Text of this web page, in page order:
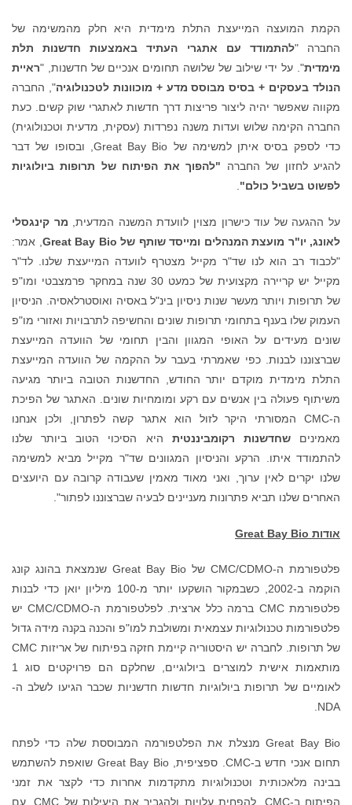
הקמת המועצה המייעצת התלת מימדית היא חלק מהמשימה של
החברה "להתמודד עם אתגרי העתיד באמצעות חדשנות תלת
מימדית". על ידי שילוב של שלושה תחומים אנכיים של חדשנות, "ראיית
הנולד בעסקים + בסיס מבוסס מדע + מוכוונות לטכנולוגיה", החברה
מקווה שאפשר יהיה ליצור פריצות דרך חדשות לאתגרי שוק קשים. כעת
החברה הקימה שלוש ועדות משנה נפרדות (עסקית, מדעית וטכנולוגית)
כדי לספק בסיס איתן למשימה של Great Bay Bio, ובסופו של דבר
להגיע לחזון של החברה "להפוך את הפיתוח של תרופות ביולוגיות
לפשוט בשביל כולם"
על ההגעה של עוד כישרון מצוין לוועדת המשנה המדעית, מר קינגסלי
לאונג, יו"ר מועצת המנהלים ומייסד שותף של Great Bay Bio , אמר:
"לכבוד רב הוא לנו שד"ר מקייל מצטרף לוועדה המייעצת שלנו. לד"ר
מקייל יש קריירה מקצועית של כמעט 30 שנה במחקר פרמצבטי ומו"פ
של תרופות ויותר מעשר שנות ניסיון בינ"ל באסיה ואוסטרלאסיה. הניסיון
העמוק שלו בענף בתחומי תרופות שונים והחשיפה לתרבויות ואזורי מו"פ
שונים מעידים על האופי המגוון והבין תחומי של הוועדה המייעצת
שברצוננו לבנות. כפי שאמרתי בעבר על ההקמה של הוועדה המייעצת
התלת מימדית מוקדם יותר החודש, החדשנות הטובה ביותר מגיעה
משיתוף פעולה בין אנשים עם רקע ומומחיות שונים. האתגר של הפיכת
ה-CMC המסורתי היקר לזול הוא אתגר קשה לפתרון, ולכן אנחנו
מאמיניםשחדשנות רקומביננטית היא הסיכוי הטוב ביותר שלנו
להתמודד איתו. הרקע והניסיון המגוונים שד"ר מקייל מביא למשימה
שלנו יקרים לאין ערוך, ואני מאוד מאמין שעבודה קרובה עם היועצים
האחרים שלנו תביא פתרונות מעניינים לבעיה שברצוננו לפתור".
אודות Great Bay Bio
פלטפורמת ה-CMC/CDMO של Great Bay Bio שנמצאת בהונג קונג
הוקמה ב-2002, כשבמקור הושקעו יותר מ-100 מיליון יואן כדי לבנות
פלטפורמת CMC ברמה כלל ארצית. לפלטפורמת ה-CMC/CDMO יש
פלטפורמות טכנולוגיות עצמאית ומשולבת למו"פ והכנה בקנה מידה גדול
של תרופות. לחברה יש היסטוריה קיימת חזקה בפיתוח של אריזות CMC
מותאמות אישית למוצרים ביולוגיים, שחלקם הם פרויקטים סוג 1
לאומיים של תרופות ביולוגיות חדשות חדשניות שכבר הגיעו לשלב ה-
NDA.
Great Bay Bio מנצלת את הפלטפורמה המבוססת שלה כדי לפתח
תחום אנכי חדש ב-CMC. ספציפית, Great Bay Bio שואפת להשתמש
בבינה מלאכותית וטכנולוגיות מתקדמות אחרות כדי לקצר את זמני
הפיתוח ב-CMC, להפחית עלויות ולהגביר את היעילות של CMC. עם